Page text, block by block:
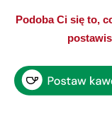
Podoba Ci się to,